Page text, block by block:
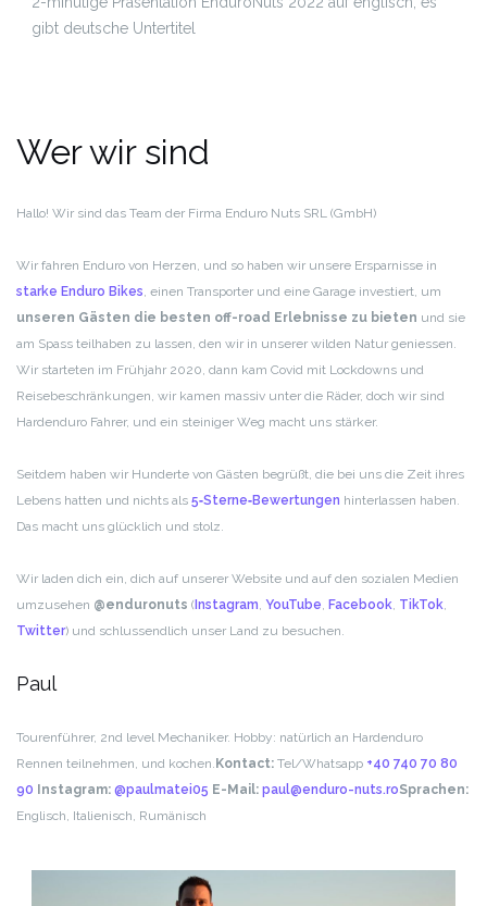
gibt deutsche Untertitel
Wer wir sind
Hallo! Wir sind das Team der Firma Enduro Nuts SRL (GmbH)
Wir fahren Enduro von Herzen, und so haben wir unsere Ersparnisse in
starke Enduro Bikes, einen Transporter und eine Garage investiert, um
unseren Gästen die besten off-road Erlebnisse zu bieten und sie
am Spass teilhaben zu lassen, den wir in unserer wilden Natur geniessen.
Wir starteten im Frühjahr 2020, dann kam Covid mit Lockdowns und
Reisebeschränkungen, wir kamen massiv unter die Räder, doch wir sind
Hardenduro Fahrer, und ein steiniger Weg macht uns stärker.
Seitdem haben wir Hunderte von Gästen begrüßt, die bei uns die Zeit ihres
Lebens hatten und nichts als 5‑Sterne‑Bewertungen hinterlassen haben.
Das macht uns glücklich und stolz.
Wir laden dich ein, dich auf unserer Website und auf den sozialen Medien
umzusehen @enduronuts ( Instagram, YouTube, Facebook, TikTok,
Twitter) und schlussendlich unser Land zu besuchen.
Paul
Tourenführer, 2nd level Mechaniker. Hobby: natürlich an Hardenduro
Rennen teilnehmen, und kochen. Kontact: Tel/Whatsapp +40 740 70 80
90
Instagram: @paulmatei05 E-Mail: paul@enduro-nuts.roSprachen:
Englisch, Italienisch, Rumänisch